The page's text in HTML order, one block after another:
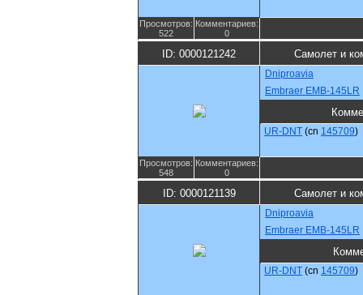
Просмотров:
522
Комментариев:
0
ID: 0000121242 Самолет и
Dniproavia
Embraer EMB-145LR
UR-DNT (cn 145709)
Просмотров:
548
Комментариев:
0
ID: 0000121139 Самолет и
Dniproavia
Embraer EMB-145LR
UR-DNT (cn 145709)